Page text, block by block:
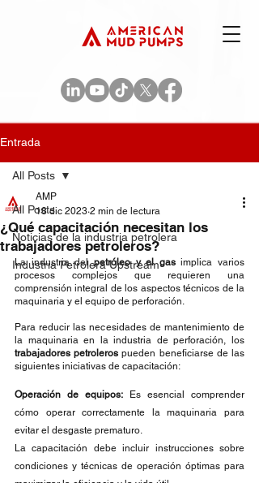
Entrada
All Posts
Noticias de la industria petrolera
Industria Petrolera Upstream
All Posts
¿Qué capacitación necesitan los
trabajadores petroleros?
AMP
18 dic 2023 2 min de lectura
La industria del petróleo y el gas implica varios
procesos complejos que requieren una
comprensión integral de los aspectos técnicos de la
maquinaria y el equipo de perforación.
Para reducir las necesidades de mantenimiento de
trabajadores petroleros pueden beneficiarse de las
siguientes iniciativas de capacitación:
Operación de equipos: Es esencial comprender
cómo operar correctamente la maquinaria para
evitar el desgaste prematuro.
La capacitación debe incluir instrucciones sobre
condiciones y técnicas de operación óptimas para